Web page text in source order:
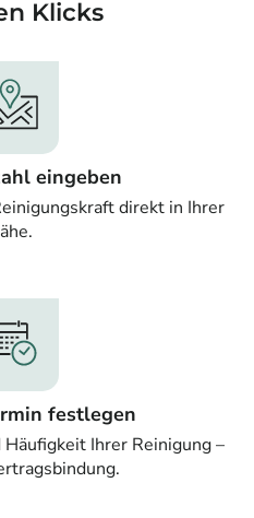
Klicks
eingeben
direkt in Ihrer
festlegen
Ihrer Reinigung –